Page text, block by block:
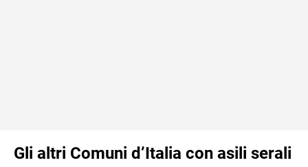
Gli altri Comuni d’Italia con asili serali